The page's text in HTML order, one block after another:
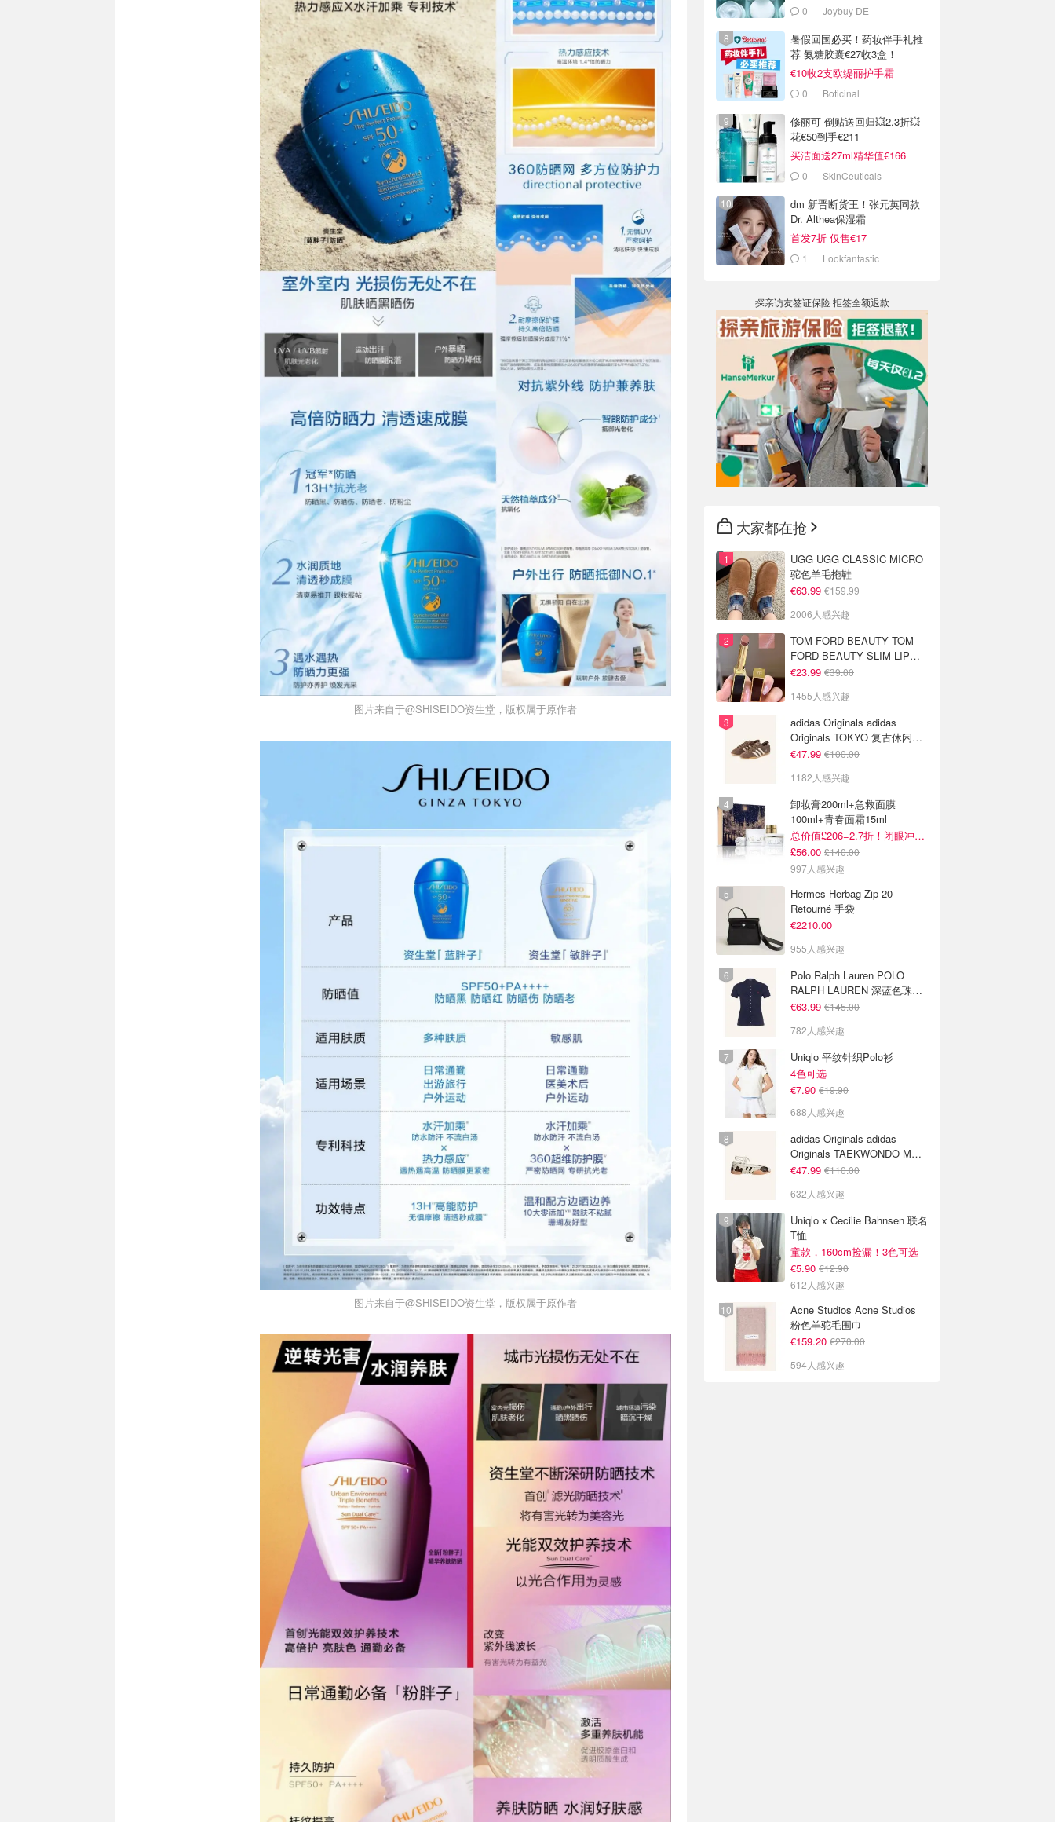
图片来自于@SHISEIDO资生堂，版权属于原作者
图片来自于@SHISEIDO资生堂，版权属于原作者
0 Joybuy DE
暑假回国必买！药妆伴手礼推
荐 氨糖胶囊€27收3盒！
€10收2支欧缇丽护手霜
0 Boticinal
修丽可 倒贴送回归💥2.3折💥
花€50到手€211
买洁面送27ml精华值€166
0 SkinCeuticals
dm 新晋断货王！张元英同款
Dr. Althea保湿霜
首发7折 仅售€17
1 Lookfantastic
探亲访友签证保险 拒签全额退款
大家都在抢
UGG UGG CLASSIC MICRO
驼色羊毛拖鞋
€63.99 €159.99
2006人感兴趣
TOM FORD BEAUTY TOM
FORD BEAUTY SLIM LIP
COLOR SHINE 口红 open
€23.99 €39.00
1455人感兴趣
adidas Originals adidas
Originals TOKYO 复古休闲鞋
深棕色
€47.99 €100.00
1182人感兴趣
卸妆膏200ml+急救面膜
100ml+青春面霜15ml
总价值£206=2.7折！闭眼冲这套！
£56.00 £140.00
997人感兴趣
Hermes Herbag Zip 20
Retourné 手袋
€2210.00
955人感兴趣
Polo Ralph Lauren POLO
RALPH LAUREN 深蓝色珠地
布 Polo衫
€63.99 €145.00
782人感兴趣
Uniqlo 平纹针织Polo衫
4色可选
€7.90 €19.90
688人感兴趣
adidas Originals adidas
Originals TAEKWONDO MEI
芭蕾鞋 棕色米色
€47.99 €110.00
632人感兴趣
Uniqlo x Cecilie Bahnsen 联名
T恤
童款，160cm捡漏！3色可选
€5.90 €12.90
612人感兴趣
Acne Studios Acne Studios
粉色羊驼毛围巾
€159.20 €270.00
594人感兴趣